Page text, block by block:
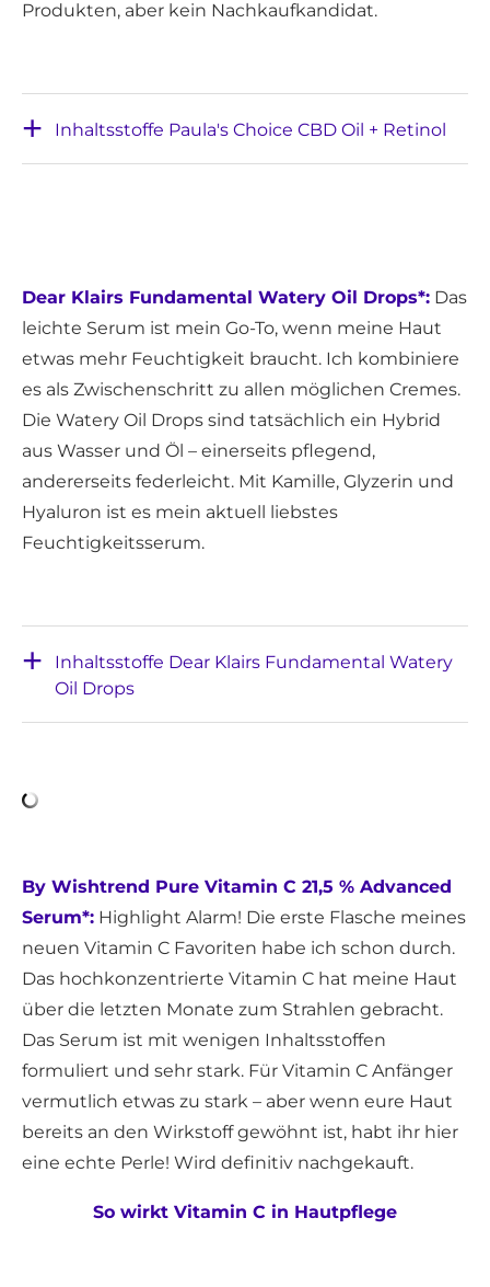
Produkten, aber kein Nachkaufkandidat.
Inhaltsstoffe Paula's Choice CBD Oil + Retinol
Dear Klairs Fundamental Watery Oil Drops*: Das
leichte Serum ist mein Go-To, wenn meine Haut
etwas mehr Feuchtigkeit braucht. Ich kombiniere
es als Zwischenschritt zu allen möglichen Cremes.
Die Watery Oil Drops sind tatsächlich ein Hybrid
aus Wasser und Öl – einerseits pflegend,
andererseits federleicht. Mit Kamille, Glyzerin und
Hyaluron ist es mein aktuell liebstes
Feuchtigkeitsserum.
Inhaltsstoffe Dear Klairs Fundamental Watery
Oil Drops
By Wishtrend Pure Vitamin C 21,5 % Advanced
Serum*: Highlight Alarm! Die erste Flasche meines
neuen Vitamin C Favoriten habe ich schon durch.
Das hochkonzentrierte Vitamin C hat meine Haut
über die letzten Monate zum Strahlen gebracht.
Das Serum ist mit wenigen Inhaltsstoffen
formuliert und sehr stark. Für Vitamin C Anfänger
vermutlich etwas zu stark – aber wenn eure Haut
bereits an den Wirkstoff gewöhnt ist, habt ihr hier
eine echte Perle! Wird definitiv nachgekauft.
So wirkt Vitamin C in Hautpflege